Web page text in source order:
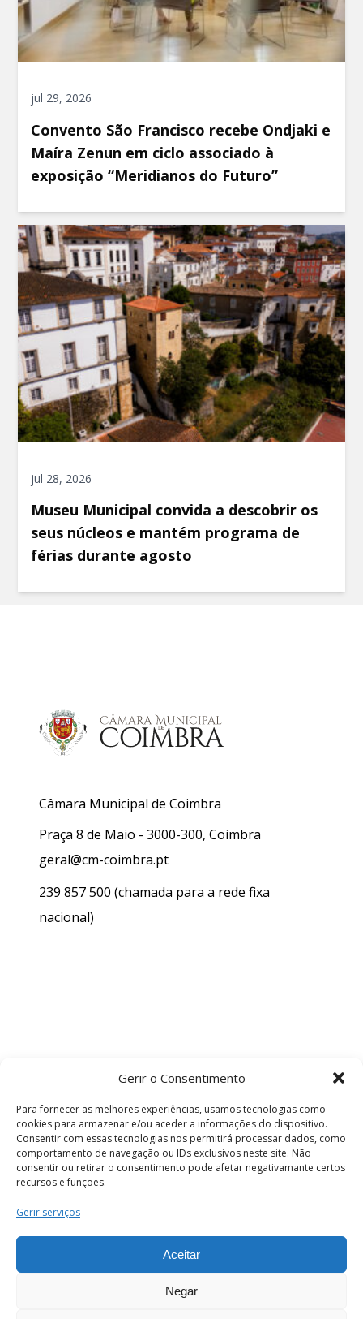
Gerir o Consentimento
Para fornecer as melhores experiências, usamos tecnologias como
cookies para armazenar e/ou aceder a informações do dispositivo.
Consentir com essas tecnologias nos permitirá processar dados, como
comportamento de navegação ou IDs exclusivos neste site. Não
consentir ou retirar o consentimento pode afetar negativamante certos
recursos e funções.
Gerir serviços
Aceitar
Negar
jul 29, 2026
Convento São Francisco recebe Ondjaki e
Maíra Zenun em ciclo associado à
exposição “Meridianos do Futuro”
jul 28, 2026
Museu Municipal convida a descobrir os
seus núcleos e mantém programa de
férias durante agosto
Câmara Municipal de Coimbra
Praça 8 de Maio - 3000-300, Coimbra
geral@cm-coimbra.pt
239 857 500 (chamada para a rede fixa
nacional)
Termos e Condições
os direitos reservados.